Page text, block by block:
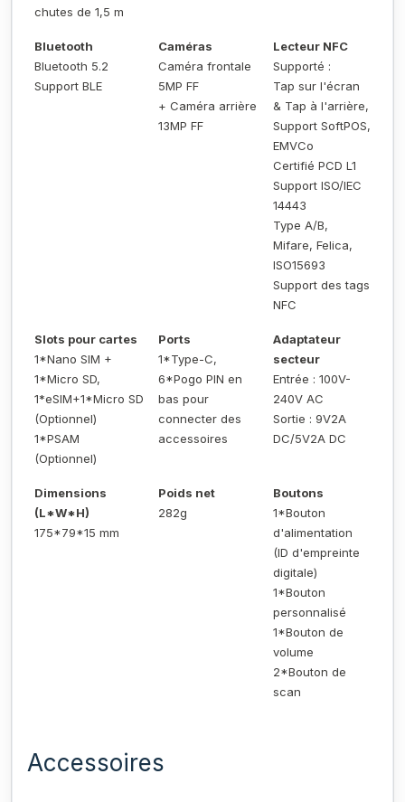
chutes de 1,5 m
Bluetooth
Bluetooth 5.2
Support BLE
Caméras
Caméra frontale
5MP FF
+ Caméra arrière
13MP FF
Lecteur NFC
Supporté :
Tap sur l'écran
& Tap à l'arrière,
Support SoftPOS,
EMVCo
Certifié PCD L1
Support ISO/IEC
14443
Type A/B,
Mifare, Felica,
ISO15693
Support des tags
NFC
Slots pour cartes
1*Nano SIM +
1*Micro SD,
1*eSIM+1*Micro SD
(Optionnel)
1*PSAM
(Optionnel)
Ports
1*Type-C,
6*Pogo PIN en
bas pour
connecter des
accessoires
Adaptateur
secteur
Entrée : 100V-
240V AC
Sortie : 9V2A
DC/5V2A DC
Dimensions
(L*W*H)
175*79*15 mm
Poids net
282g
Boutons
1*Bouton
d'alimentation
(ID d'empreinte
digitale)
1*Bouton
personnalisé
1*Bouton de
volume
2*Bouton de
scan
Accessoires